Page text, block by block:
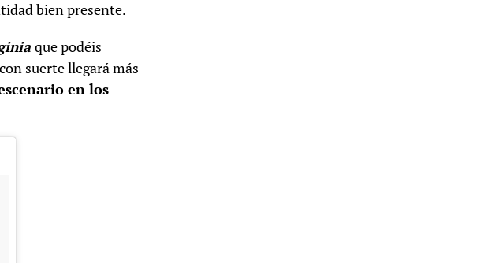
bien presente.
que podéis
suerte llegará más
en los